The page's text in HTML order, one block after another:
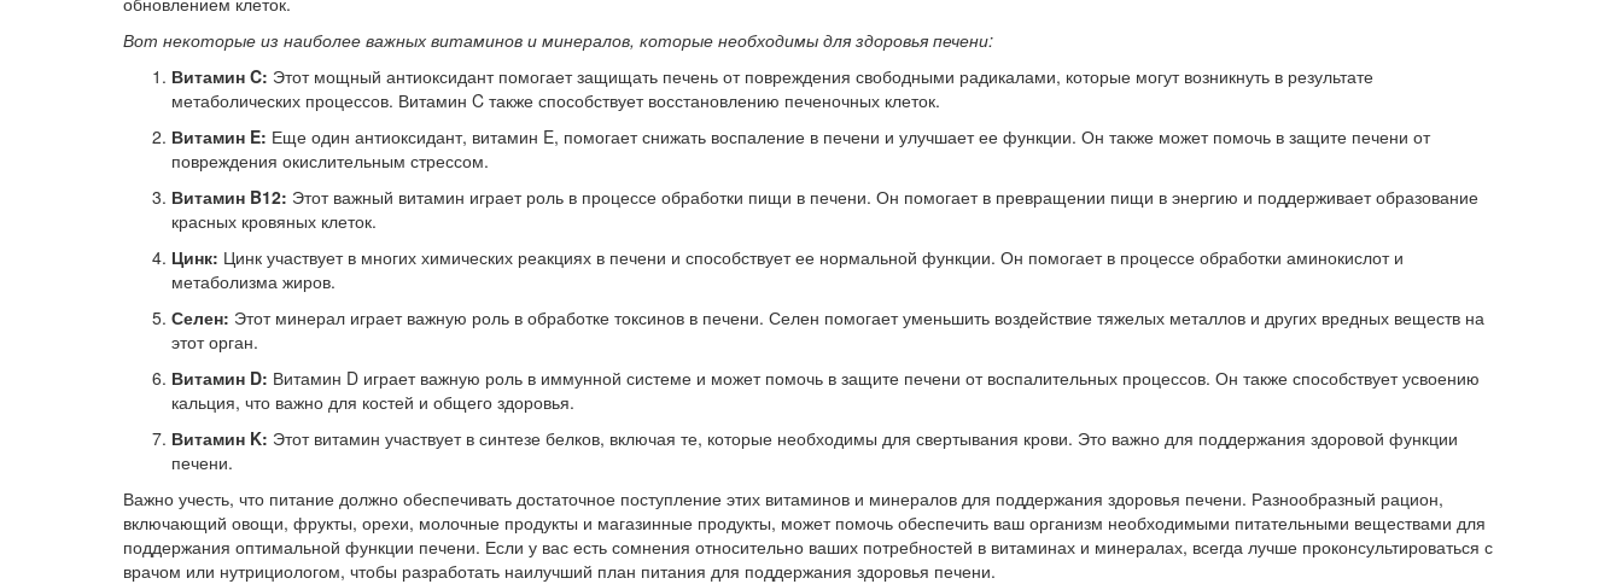
Вот некоторые из наиболее важных витаминов и минералов, которые необходимы для здоровья печени:
Витамин C: Этот мощный антиоксидант помогает защищать печень от повреждения свободными радикалами, которые могут возникнуть в результате
метаболических процессов. Витамин C также способствует восстановлению печеночных клеток.
Витамин E: Еще один антиоксидант, витамин E, помогает снижать воспаление в печени и улучшает ее функции. Он также может помочь в защите печени от
повреждения окислительным стрессом.
Витамин B12: Этот важный витамин играет роль в процессе обработки пищи в печени. Он помогает в превращении пищи в энергию и поддерживает образование
красных кровяных клеток.
Цинк: Цинк участвует в многих химических реакциях в печени и способствует ее нормальной функции. Он помогает в процессе обработки аминокислот и
метаболизма жиров.
Селен: Этот минерал играет важную роль в обработке токсинов в печени. Селен помогает уменьшить воздействие тяжелых металлов и других вредных веществ на
этот орган.
Витамин D: Витамин D играет важную роль в иммунной системе и может помочь в защите печени от воспалительных процессов. Он также способствует усвоению
кальция, что важно для костей и общего здоровья.
Витамин K: Этот витамин участвует в синтезе белков, включая те, которые необходимы для свертывания крови. Это важно для поддержания здоровой функции
печени.
Важно учесть, что питание должно обеспечивать достаточное поступление этих витаминов и минералов для поддержания здоровья печени. Разнообразный рацион,
включающий овощи, фрукты, орехи, молочные продукты и магазинные продукты, может помочь обеспечить ваш организм необходимыми питательными веществами для
поддержания оптимальной функции печени. Если у вас есть сомнения относительно ваших потребностей в витаминах и минералах, всегда лучше проконсультироваться с
врачом или нутрициологом, чтобы разработать наилучший план питания для поддержания здоровья печени.